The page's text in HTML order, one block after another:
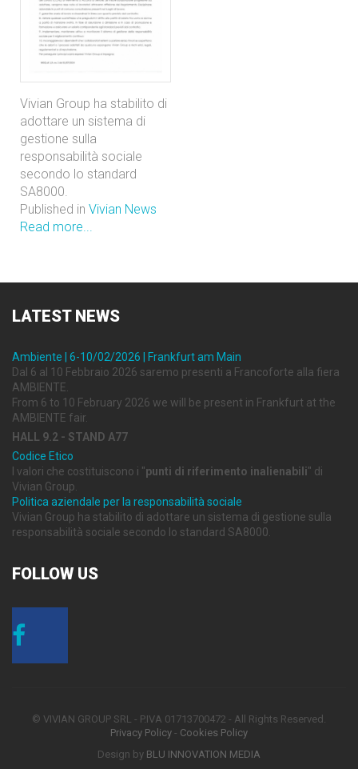
Vivian Group ha stabilito di
adottare un sistema di
gestione sulla
responsabilità sociale
secondo lo standard
SA8000.
Published in Vivian News
Read more...
LATESTNEWS
Ambiente | 6-10/02/2026 | Frankfurt am Main
Dal 6 al 10 Febbraio 2026 saremo presenti a Francoforte alla fiera
AMBIENTE.
From 6 to 10 February 2026 we will be present in Frankfurt at the
AMBIENTE fair.
HALL 9.2 - STAND A77
Codice Etico
I valori che costituiscono i "punti di riferimento inalienabili" di
Vivian Group.
Politica aziendale per la responsabilità sociale
Vivian Group ha stabilito di adottare un sistema di gestione sulla
responsabilità sociale secondo lo standard SA8000.
FOLLOW US
© VIVIAN GROUP SRL - P.IVA 01713700472 - All Rights Reserved.
Privacy Policy - Cookies Policy
Design by BLU INNOVATION MEDIA